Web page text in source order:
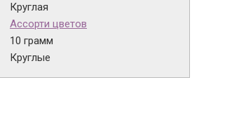
Круглая
Ассорти цветов
10 грамм
Круглые